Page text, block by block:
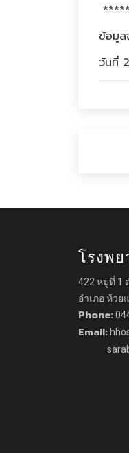
ข้อมูล
วันที่
โรงพ
422 หมู่ที่ 1
อำเภอ ห้วย
Phone:
Email: